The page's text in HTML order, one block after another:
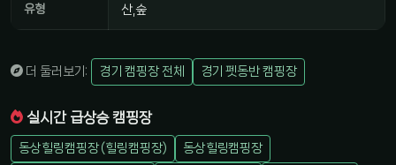
유형 산,숲
더 둘러보기: 경기 캠핑장 전체 경기 펫동반 캠핑장
실시간 급상승 캠핑장
동상힐링캠핑장 (힐링캠핑장)
동상힐링캠핑장